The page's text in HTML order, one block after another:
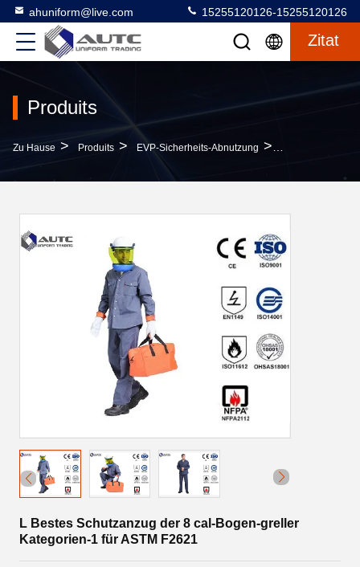
ahuniform@live.com 15255120126-15255120126
Zitat
Produits
Zu Hause > Produits > EVP-Sicherheits-Abnutzung >
L Bestes Schutzanzug der 8 cal-Bogen-greller
Kategorien-1 für ASTM F2621